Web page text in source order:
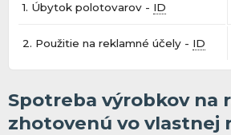
1. Úbytok polotovarov - ID
2. Použitie na reklamné účely - ID
Spotreba výrobkov na
zhotovenú vo vlastnej